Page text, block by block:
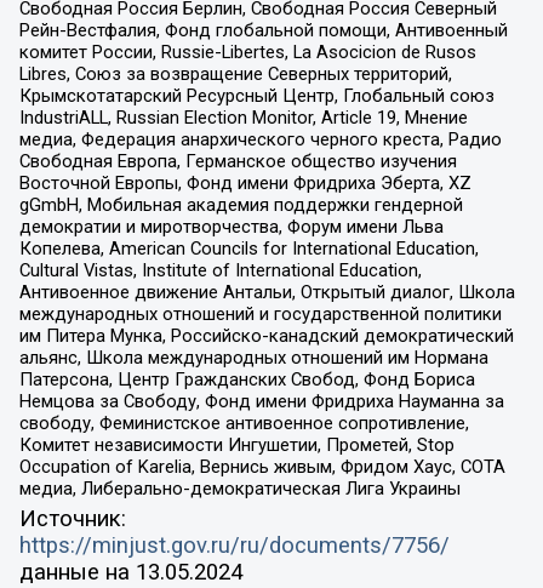
Свободная Россия Берлин, Свободная Россия Северный
Рейн-Вестфалия, Фонд глобальной помощи, Антивоенный
комитет России, Russie-Libertes, La Asocicion de Rusos
Libres, Союз за возвращение Северных территорий,
Крымскотатарский Ресурсный Центр, Глобальный союз
IndustriALL, Russian Election Monitor, Article 19, Мнение
медиа, Федерация анархического черного креста, Радио
Свободная Европа, Германское общество изучения
Восточной Европы, Фонд имени Фридриха Эберта, XZ
gGmbH, Мобильная академия поддержки гендерной
демократии и миротворчества, Форум имени Льва
Копелева, American Councils for International Education,
Cultural Vistas, Institute of International Education,
Антивоенное движение Антальи, Открытый диалог, Школа
международных отношений и государственной политики
им Питера Мунка, Российско-канадский демократический
альянс, Школа международных отношений им Нормана
Патерсона, Центр Гражданских Свобод, Фонд Бориса
Немцова за Свободу, Фонд имени Фридриха Науманна за
свободу, Феминистское антивоенное сопротивление,
Комитет независимости Ингушетии, Прометей, Stop
Occupation of Karelia, Вернись живым, Фридом Хаус, СОТА
медиа, Либерально-демократическая Лига Украины
Источник:
https://minjust.gov.ru/ru/documents/7756/
данные на 13.05.2024